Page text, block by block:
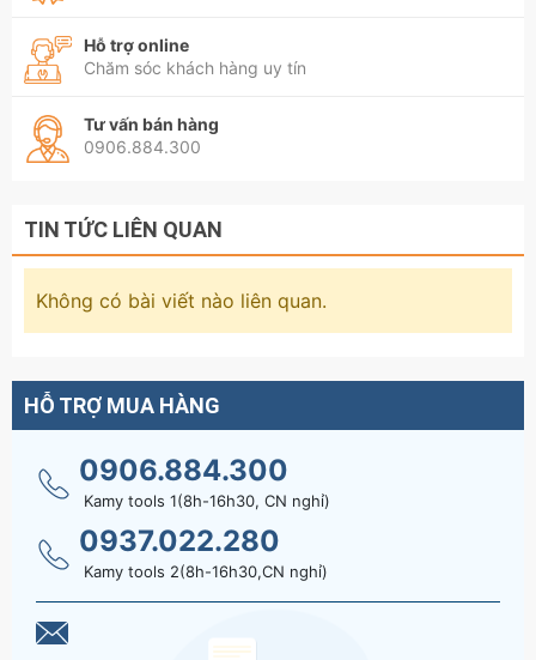
Hỗ trợ online
Chăm sóc khách hàng uy tín
Tư vấn bán hàng
0906.884.300
TIN TỨC LIÊN QUAN
Không có bài viết nào liên quan.
HỖ TRỢ MUA HÀNG
0906.884.300
Kamy tools 1(8h-16h30, CN nghỉ)
0937.022.280
Kamy tools 2(8h-16h30,CN nghỉ)